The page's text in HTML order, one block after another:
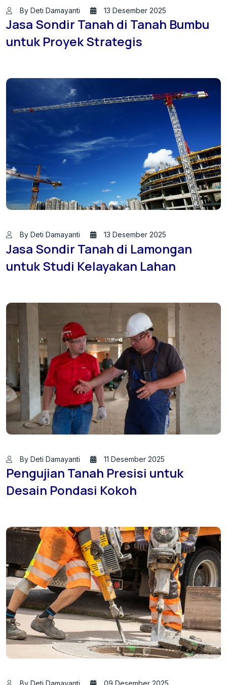
By Deti Damayanti 13 Desember 2025
Jasa Sondir Tanah di Tanah Bumbu
untuk Proyek Strategis
By Deti Damayanti 13 Desember 2025
Jasa Sondir Tanah di Lamongan
untuk Studi Kelayakan Lahan
By Deti Damayanti 11 Desember 2025
Pengujian Tanah Presisi untuk
Desain Pondasi Kokoh
By Deti Damayanti 09 Desember 2025